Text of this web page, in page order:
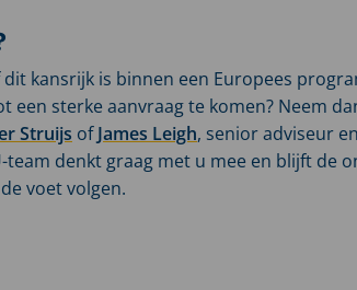
kansrijk is binnen een Europees
een sterke aanvraag te komen? Neem
Struijs ofJames Leigh, senior adviseur
denkt graag met u mee en blijft de
voet volgen.